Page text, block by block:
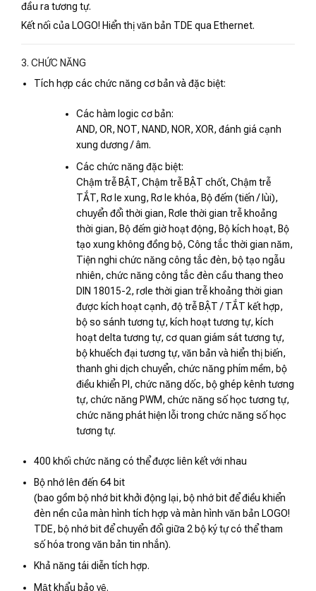
đầu ra tương tự.
Kết nối của LOGO! Hiển thị văn bản TDE qua Ethernet.
3. CHỨC NĂNG
Tích hợp các chức năng cơ bản và đặc biệt:
Các hàm logic cơ bản:
AND, OR, NOT, NAND, NOR, XOR, đánh giá cạnh
xung dương / âm.
Các chức năng đặc biệt:
Chậm trễ BẬT, Chậm trễ BẬT chốt, Chậm trễ
TẮT, Rơ le xung, Rơ le khóa, Bộ đếm (tiến / lùi),
chuyển đổi thời gian, Rơle thời gian trễ khoảng
thời gian, Bộ đếm giờ hoạt động, Bộ kích hoạt, Bộ
tạo xung không đồng bộ, Công tắc thời gian năm,
Tiện nghi chức năng công tắc đèn, bộ tạo ngẫu
nhiên, chức năng công tắc đèn cầu thang theo
DIN 18015-2, rơle thời gian trễ khoảng thời gian
được kích hoạt cạnh, độ trễ BẬT / TẮT kết hợp,
bộ so sánh tương tự, kích hoạt tương tự, kích
hoạt delta tương tự, cơ quan giám sát tương tự,
bộ khuếch đại tương tự, văn bản và hiển thị biến,
thanh ghi dịch chuyển, chức năng phím mềm, bộ
điều khiển PI, chức năng dốc, bộ ghép kênh tương
tự, chức năng PWM, chức năng số học tương tự,
chức năng phát hiện lỗi trong chức năng số học
tương tự.
400 khối chức năng có thể được liên kết với nhau
Bộ nhớ lên đến 64 bit
(bao gồm bộ nhớ bit khởi động lại, bộ nhớ bit để điều khiển
đèn nền của màn hình tích hợp và màn hình văn bản LOGO!
TDE, bộ nhớ bit để chuyển đổi giữa 2 bộ ký tự có thể tham
số hóa trong văn bản tin nhắn).
Khả năng tái diễn tích hợp.
Mật khẩu bảo vệ.